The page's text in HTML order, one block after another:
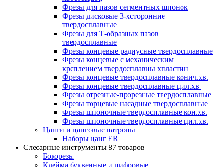
Фрезы для пазов сегментных шпонок
Фрезы дисковые 3-хсторонние
твердосплавные
Фрезы для Т-образных пазов
твердосплавные
Фрезы концевые радиусные твердосплавные
Фрезы концевые с механическим
креплением твердосплавны хпластин
Фрезы концевые твердосплавные конич.хв.
Фрезы концевые твердосплавные цил.хв.
Фрезы отрезные-прорезные твердосплавные
Фрезы торцевые насадные твердосплавные
Фрезы шпоночные твердосплавные кон.хв.
Фрезы шпоночные твердосплавные цил.хв.
Цанги и цанговые патроны
Наборы цанг ER
Слесарные инструменты 87 товаров
Бокорезы
Клейма буквенные и цифровые